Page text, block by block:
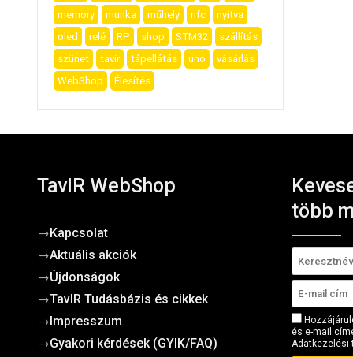
memory
munka műhely nfc
nyitva
oled
relé RP shop STM32
szállítás
szünet
tavir tápellátás uno
vásárlás
WebShop
Élesítés
TavIR WebShop
→Kapcsolat
→Aktuális akciók
→Újdonságok
→TavIR Tudásbázis és cikkek
→ Impresszum
→Gyakori kérdések (GYIK/FAQ)
több
és e-mail
Adatkezelési